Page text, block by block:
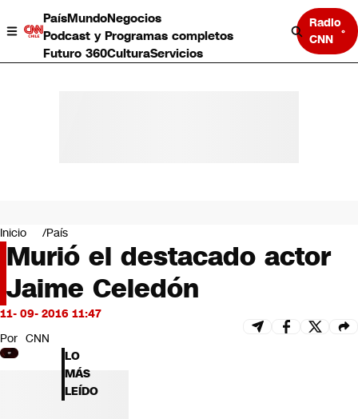
PaísMundoNegocios
Podcast y Programas completos
Futuro 360CulturaServicios
Radio
CNN
Negocios
Deportes
Programas completos
Cultura
Servicios
Bits
CNN Data
CNN tiempo
Futuro 360
Inicio País
Murió el destacado actor
Jaime Celedón
11- 09- 2016 11:47
Por CNN
LO
MÁS
LEÍDO